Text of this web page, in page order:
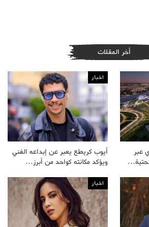
أخر المقلات
عبر
اخبار
أيوب كريطع يعبر عن إبداعه الفني
ويؤكد مكانته كواحد من أبرز…
اخبار